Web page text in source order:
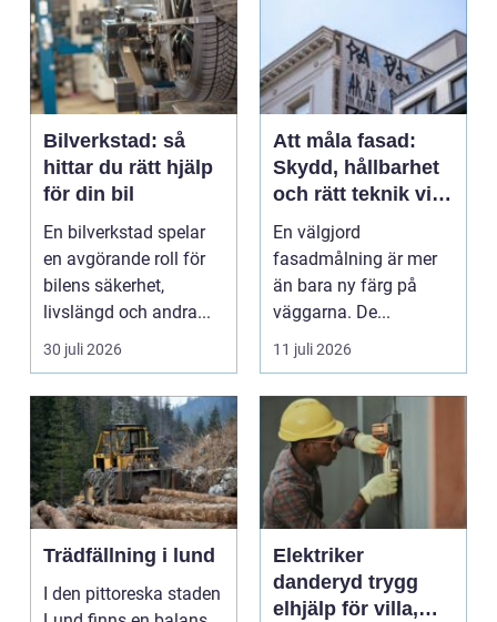
Bilverkstad: så
hittar du rätt hjälp
för din bil
En bilverkstad spelar
en avgörande roll för
bilens säkerhet,
livslängd och andra...
30 juli 2026
Att måla fasad:
Skydd, hållbarhet
och rätt teknik vid
fasadmålning
En välgjord
fasadmålning är mer
än bara ny färg på
väggarna. De...
11 juli 2026
Trädfällning i lund
I den pittoreska staden
Elektriker
danderyd trygg
elhjälp för villa,